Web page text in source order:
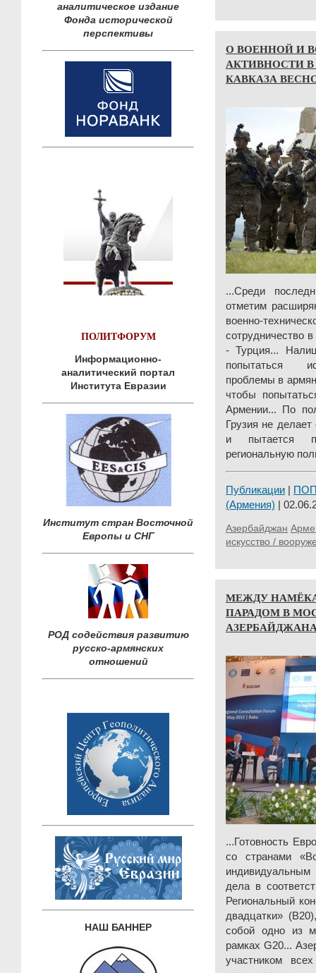
аналитическое издание
Фонда исторической
перспективы
ПОЛИТФОРУМ
Информационно-
аналитический портал
Института Евразии
Институт стран Восточной
Европы и СНГ
РОД содействия развитию
русско-армянских
отношений
НАШ БАННЕР
О ВОЕННОЙ И
АКТИВНОСТИ
КАВКАЗА
...Среди
отметим
военно-
сотрудничество
- Турция...
попытаться
проблемы в
чтобы
Армении... По
Грузия не
и пытается
региональную
Публикации |
(Армения) |
Азербайджан
искусство /
МЕЖДУ
ПАРАДОМ В
АЗЕРБАЙДЖАНА
...Готовность
со странами
дела в
Региональный
двадцатки»
собой одно из
рамках G20...
участником